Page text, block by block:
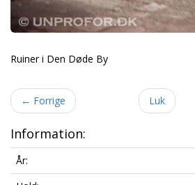
Ruiner i Den Døde By
← Forrige Luk
Information:
År: